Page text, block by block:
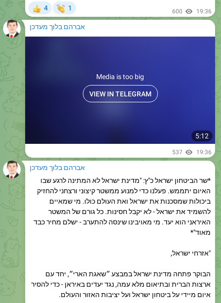
אברהם בלוך מעדכן
VIEW IN TELEGRAM
19:36
אברהם בלוך מעדכן
*שר הביטחון ישראל כ"ץ: "מדינת ישראל לא המתינה לרגע שבו
האיום יתממש. פעלנו כדי למנוע ממשטר קיצוני ורצחני להחזיק
ביכולות שמסכנות את ישראל ואת העולם כולו. מי שמאיים
להשמיד את ישראל - לא יקבל חסינות. כל גורם של המשטר
האיראני הוא יעד. מי מאויבינו שינסה להתערב - ישלם מחיר כבד
מאוד"*
"אזרחי ישראל,
הבוקר פתחה מדינת ישראל במבצע ״שאגת הארי״, יחד עם
איום מיידי על ביטחון ישראל ועל יציבות האזור והעולם.
אני מברך את ראש הממשלה בנימין נתניהו על המנהיגות והובלת